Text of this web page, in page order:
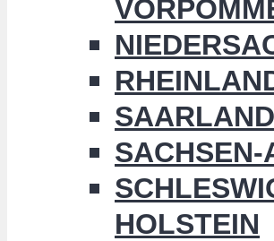
SAARLAND
SACHSEN-
HOLSTEIN